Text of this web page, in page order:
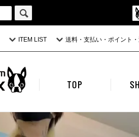
ITEM LIST 送料・支払い・ポイント
TOP